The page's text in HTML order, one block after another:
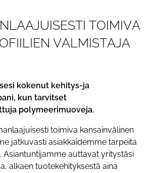
NLAAJUISESTI TOIMIVA
OFIILIEN VALMISTAJA
kokenut kehitys-ja
kun tarvitset
polymeerimuoveja.
toimiva kansainvälinen
jatkuvasti asiakkaidemme tarpeita
Asiantuntijamme auttavat yritystäsi
alkaen tuotekehityksestä aina